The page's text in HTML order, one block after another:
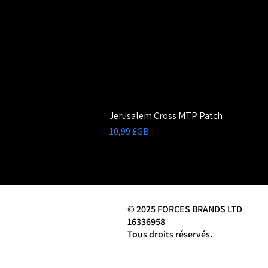
Jerusalem Cross MTP Patch
Prix
10,99 £GB
© 2025 FORCES BRANDS LTD
16336958
Tous droits réservés.